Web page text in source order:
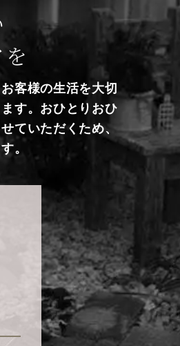
客様の生活を大切
す。おひとりおひ
ていただくため、
。